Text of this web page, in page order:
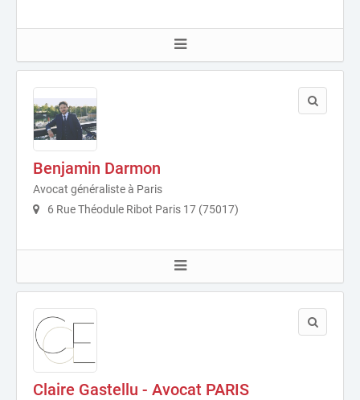
Benjamin Darmon
Avocat généraliste à Paris
6 Rue Théodule Ribot Paris 17 (75017)
Claire Gastellu - Avocat PARIS